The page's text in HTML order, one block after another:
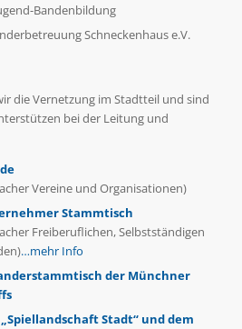
Bandenbildung
Schneckenhaus e.V.
die Vernetzung im Stadtteil und sind
bei der Leitung und
Vereine und Organisationen)
Stammtisch
Freiberuflichen, Selbstständigen
…mehr Info
der Münchner
Stadt“ und dem